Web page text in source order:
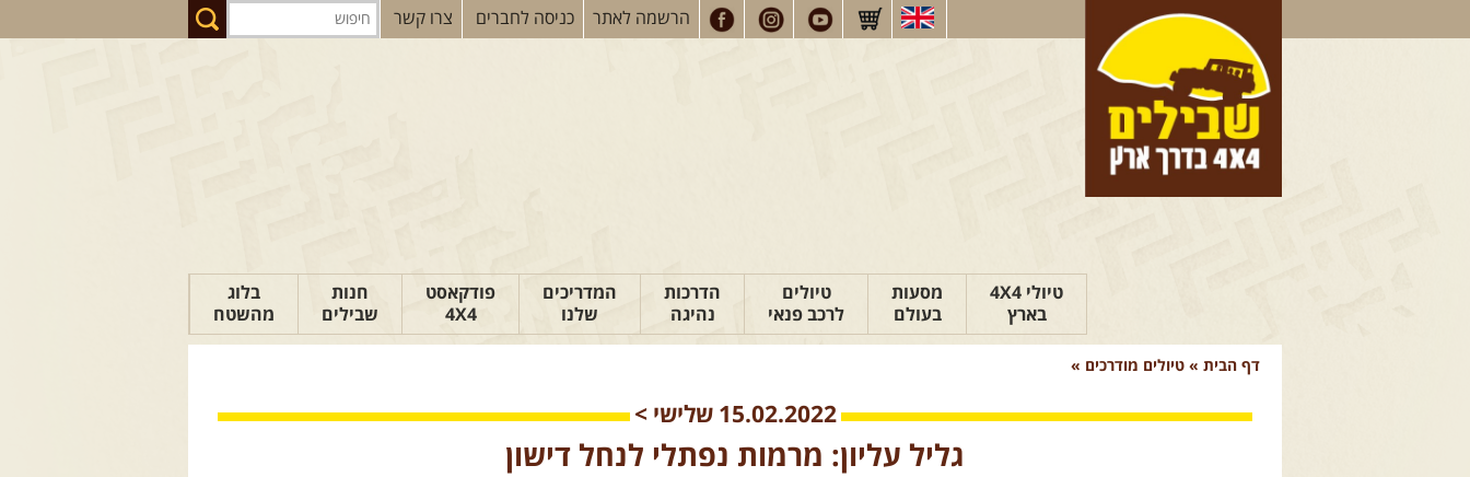
הרשמה לאתר כניסה לחברים צרו קשר
טיולי 4X4
בארץ
מסעות
בעולם
טיולים
לרכב פנאי
הדרכות
נהיגה
המדריכים
שלנו
פודקאסט
4X4
חנות
שבילים
בלוג
מהשטח
טיפים לנהיגה
דף הבית » טיולים מודרכים »
15.02.2022 שלישי >
גליל עליון: מרמות נפתלי לנחל דישון